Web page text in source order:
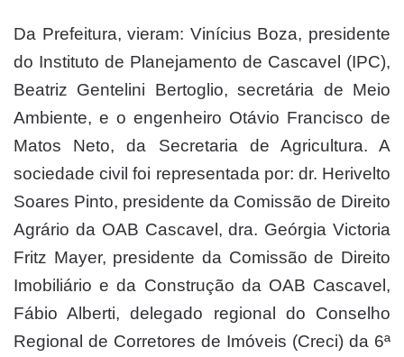
Da Prefeitura, vieram: Vinícius Boza, presidente
do Instituto de Planejamento de Cascavel (IPC),
Beatriz Gentelini Bertoglio, secretária de Meio
Ambiente, e o engenheiro Otávio Francisco de
Matos Neto, da Secretaria de Agricultura. A
sociedade civil foi representada por: dr. Herivelto
Soares Pinto, presidente da Comissão de Direito
Agrário da OAB Cascavel, dra. Geórgia Victoria
Fritz Mayer, presidente da Comissão de Direito
Imobiliário e da Construção da OAB Cascavel,
Fábio Alberti, delegado regional do Conselho
Regional de Corretores de Imóveis (Creci) da 6ª